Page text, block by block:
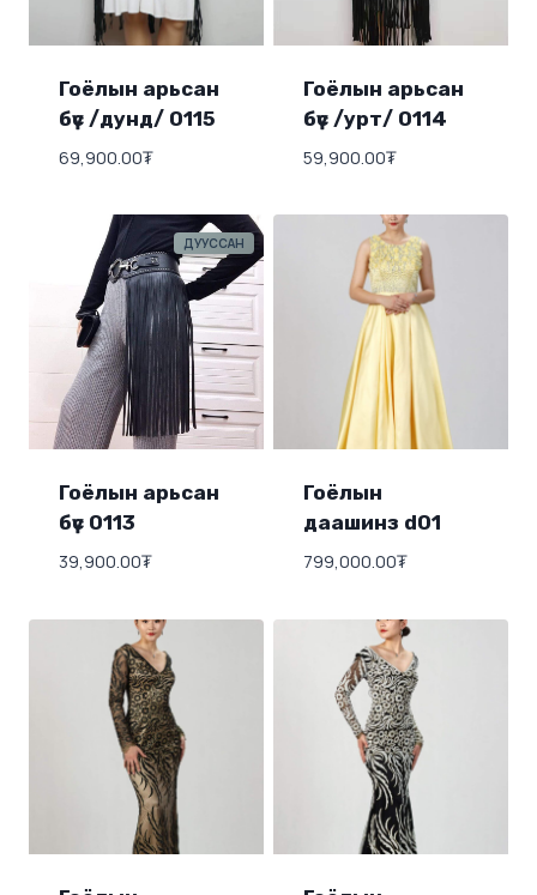
Гоёлын арьсан
бүс /дунд/ 0115
69,900.00₮
Гоёлын арьсан
бүс /урт/ 0114
59,900.00₮
ДУУССАН
Гоёлын арьсан
бүс 0113
39,900.00₮
Гоёлын
даашинз d01
799,000.00₮